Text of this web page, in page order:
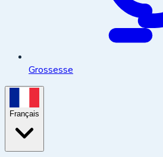
Grossesse
Français